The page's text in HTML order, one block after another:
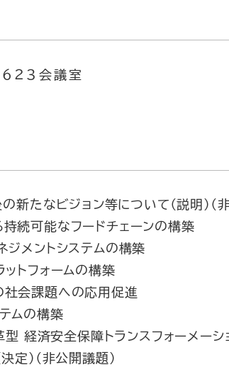
２３会議室
新たなビジョン等について（説明）（
続可能なフードチェーンの構築
ジメントシステムの構築
ットフォームの構築
社会課題への応用促進
ムの構築
経済安全保障トランスフォーメーシ
定）（非公開議題）